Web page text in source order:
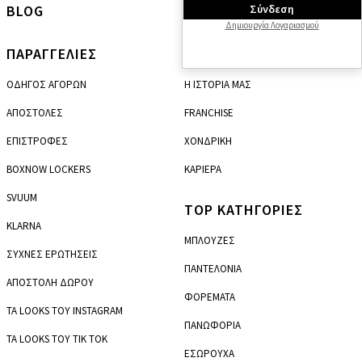
ΠΑΡΑΓΓΕΛΙΕΣ
ΟΔΗΓΟΣ ΑΓΟΡΩΝ
ΑΠΟΣΤΟΛΕΣ
ΕΠΙΣΤΡΟΦΕΣ
BOXNOW LOCKERS
SVUUM
KLARNA
ΣΥΧΝΕΣ ΕΡΩΤΗΣΕΙΣ
ΑΠΟΣΤΟΛΗ ΔΩΡΟΥ
ΤΑ LOOKS ΤΟΥ INSTAGRAM
ΤΑ LOOKS ΤΟΥ TIK TOK
Η ΙΣΤΟΡΙΑ ΜΑΣ
FRANCHISE
ΧΟΝΔΡΙΚΗ
ΚΑΡΙΕΡΑ
TOP ΚΑΤΗΓΟΡΙΕΣ
ΜΠΛΟΥΖΕΣ
ΠΑΝΤΕΛΟΝΙΑ
ΦΟΡΕΜΑΤΑ
ΠΑΝΩΦΟΡΙΑ
ΕΣΩΡΟΥΧΑ
BLOG Σύνδεση
Δημιουργία Λογαριασμού